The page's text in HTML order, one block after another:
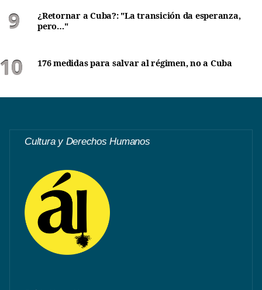
¿Retornar a Cuba?: "La transición da esperanza,
pero…"
176 medidas para salvar al régimen, no a Cuba
Cultura y Derechos Humanos